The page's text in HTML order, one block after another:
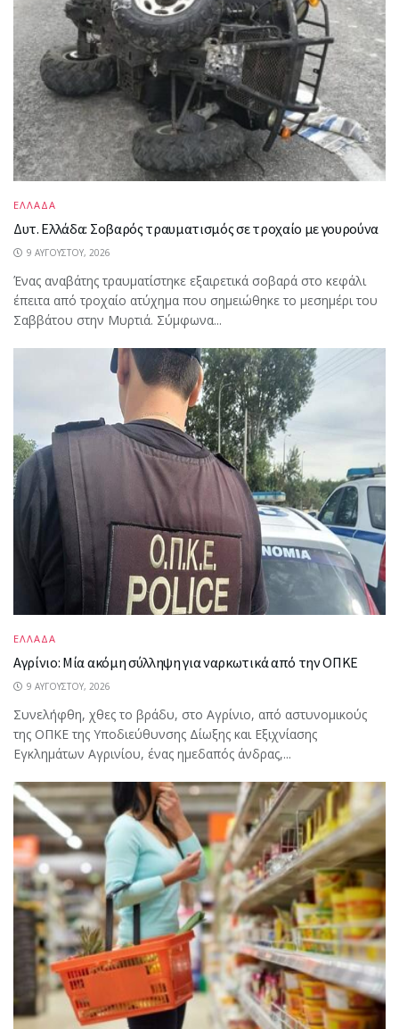
ΕΛΛΑΔΑ
Δυτ. Ελλάδα: Σοβαρός τραυματισμός σε τροχαίο με γουρούνα
9 ΑΥΓΟΎΣΤΟΥ, 2026
Ένας αναβάτης τραυματίστηκε εξαιρετικά σοβαρά στο κεφάλι
έπειτα από τροχαίο ατύχημα που σημειώθηκε το μεσημέρι του
Σαββάτου στην Μυρτιά. Σύμφωνα...
ΕΛΛΑΔΑ
Αγρίνιο: Μία ακόμη σύλληψη για ναρκωτικά από την ΟΠΚΕ
9 ΑΥΓΟΎΣΤΟΥ, 2026
Συνελήφθη, χθες το βράδυ, στο Αγρίνιο, από αστυνομικούς
της ΟΠΚΕ της Υποδιεύθυνσης Δίωξης και Εξιχνίασης
Εγκλημάτων Αγρινίου, ένας ημεδαπός άνδρας,...